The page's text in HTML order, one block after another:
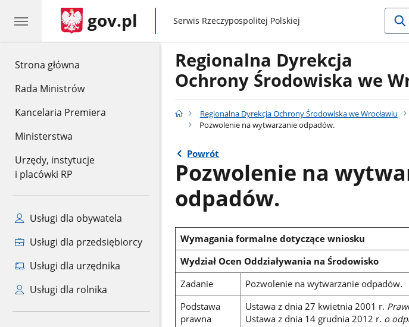
Strona główna
Rada Ministrów
Kancelaria Premiera
Ministerstwa
Urzędy, instytucje
i placówki RP
Usługi dla obywatela
Usługi dla przedsiębiorcy
Usługi dla urzędnika
Usługi dla rolnika
gov.pl gov.pl
Serwis Rzeczypospolitej Polskiej
Regionalna Dyrekcja
Ochrony Środowiska we
Regionalna Dyrekcja Ochrony Środowiska we Wrocławiu
Pozwolenie na wytwarzanie odpadów.
Powrót
Pozwolenie na
odpadów.
Wymagania formalne dotyczące wniosku
Wydział Ocen Oddziaływania na Środowisko
Zadanie
Pozwolenie na wytwarzanie odpadów.
Podstawa
prawna
Ustawa z dnia 27 kwietnia 2001 r.
Ustawa z dnia 14 grudnia 2012 r. o